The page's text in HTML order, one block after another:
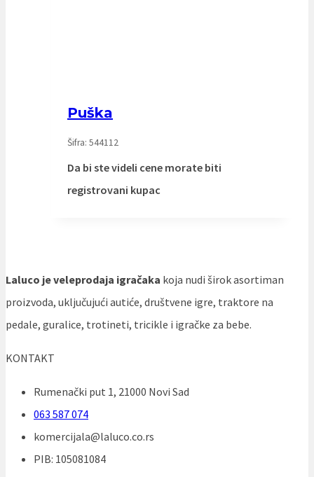
Puška
Šifra: 544112
Da bi ste videli cene morate biti
registrovani kupac
Laluco je veleprodaja igračaka koja nudi širok asortiman
proizvoda, uključujući autiće, društvene igre, traktore na
pedale, guralice, trotineti, tricikle i igračke za bebe.
KONTAKT
Rumenački put 1, 21000 Novi Sad
063 587 074
komercijala@laluco.co.rs
PIB: 105081084